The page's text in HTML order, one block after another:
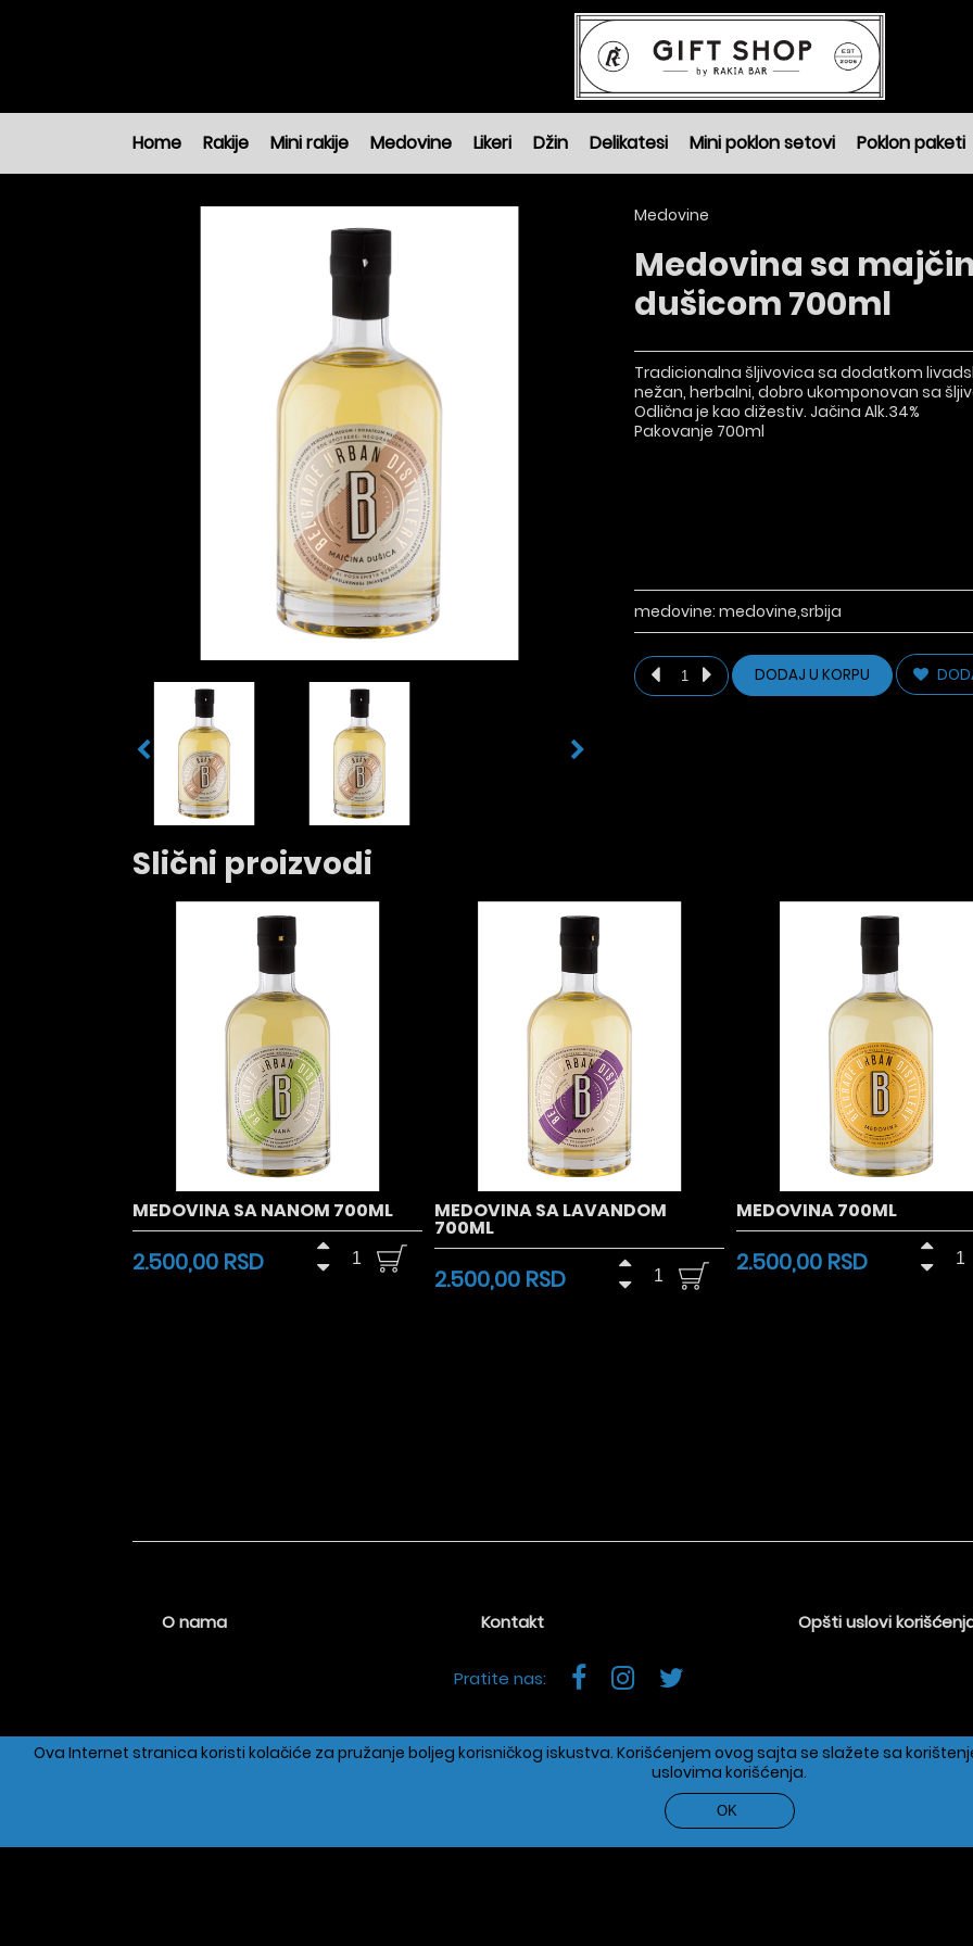
Ova Internet stranica koristi kolačiće za pružanje boljeg korisničkog iskustva. Korišćenjem ovog sajta se slažete sa
uslovima korišćenja.
Home Rakije Mini rakije Medovine Likeri Džin Delikatesi Mini poklon setovi Poklon paketi
Medovine
Medovina sa
dušicom 700ml
Tradicionalna šljivovica sa dodatkom
nežan, herbalni, dobro ukomponovan sa
Odlična je kao dižestiv. Jačina Alk.34%
Pakovanje 700ml
medovine: medovine,srbija
DODAJ U KORPU
Slični proizvodi
MEDOVINA SA NANOM 700ML
2.500,00 RSD
MEDOVINA SA LAVANDOM
700ML
2.500,00 RSD
MEDOVINA 700ML
2.500,00 RSD
O nama Kontakt Opšti uslovi
Pratite nas:
Urban Distillery doo Terazije 42, 11000 BEOGRAD, Srbija